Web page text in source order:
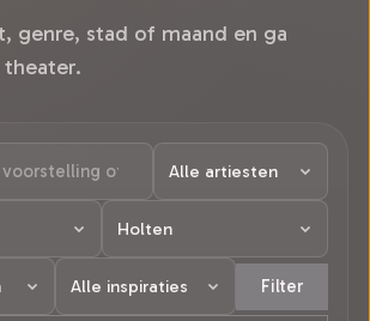
genre, stad of maand en ga
Filter